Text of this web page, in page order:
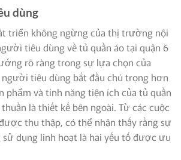
dùng
triển không ngừng của thị trường nội
tiêu dùng về tủ quần áo tại quận 6
rõ ràng trong sự lựa chọn của
người tiêu dùng bắt đầu chú trọng hơn
phẩm và tính năng tiện ích của tủ quần
là thiết kế bên ngoài. Từ các cuộc
thu thập, có thể nhận thấy rằng sự
sử dụng linh hoạt là hai yếu tố được ưu